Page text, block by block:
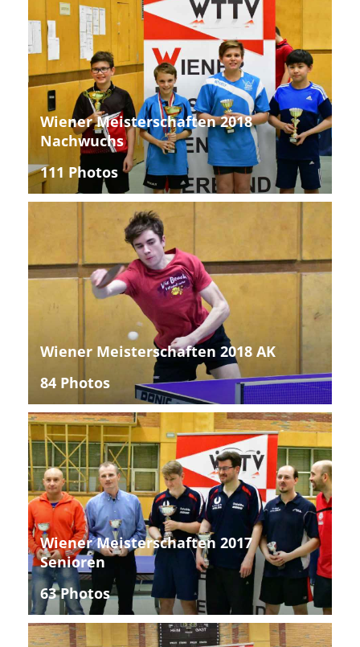
Wiener Meisterschaften 2018
Nachwuchs
111 Photos
Wiener Meisterschaften 2018 AK
84 Photos
Wiener Meisterschaften 2017
Senioren
63 Photos